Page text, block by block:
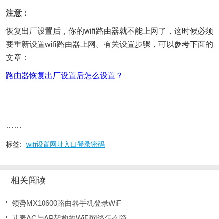
注意：
恢复出厂设置后，你的wifi路由器就不能上网了，这时候必须
要重新设置wifi路由器上网。有关设置步骤，可以参考下面的
文章：
路由器恢复出厂设置后怎么设置？
……
标签: wifi设置网址入口登录密码
相关阅读
领势MX10600路由器手机登录WiF